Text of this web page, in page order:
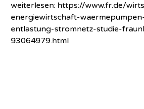
weiterlesen: https://www.fr.de/
energiewirtschaft-
entlastung-stromnetz-studie-
93064979.html